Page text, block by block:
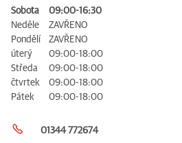
Sobota
09:00-16:30
Neděle
ZAVŘENO
Pondělí
ZAVŘENO
úterý
09:00-18:00
Středa
09:00-18:00
čtvrtek
09:00-18:00
Pátek
09:00-18:00
01344 772674